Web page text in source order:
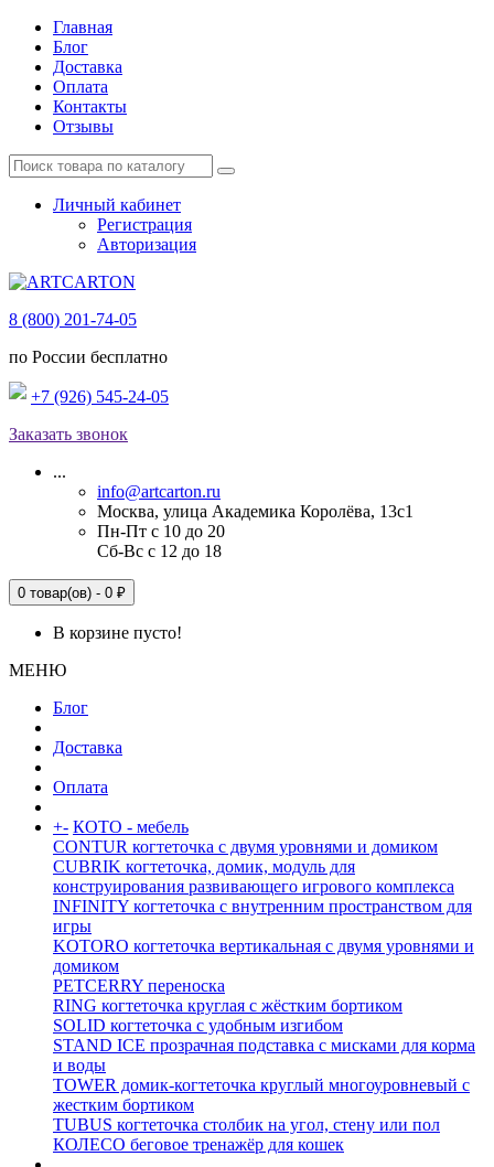
Главная
Блог
Доставка
Оплата
Контакты
Отзывы
Личный кабинет
Регистрация
Авторизация
8 (800) 201-74-05
по России бесплатно
+7 (926) 545-24-05
Заказать звонок
...
info@artcarton.ru
Москва, улица Академика Королёва, 13с1
Пн-Пт с 10 до 20
Сб-Вс с 12 до 18
0 товар(ов) - 0 ₽
В корзине пусто!
МЕНЮ
Блог
Доставка
Оплата
+- КОТО - мебель
CONTUR когтеточка с двумя уровнями и домиком
CUBRIK когтеточка, домик, модуль для
конструирования развивающего игрового комплекса
INFINITY когтеточка с внутренним пространством для
игры
KOTORO когтеточка вертикальная с двумя уровнями и
домиком
PETCERRY переноска
RING когтеточка круглая с жёстким бортиком
SOLID когтеточка с удобным изгибом
STAND ICE прозрачная подставка с мисками для корма
и воды
TOWER домик-когтеточка круглый многоуровневый с
жестким бортиком
TUBUS когтеточка столбик на угол, стену или пол
КОЛЕСО беговое тренажёр для кошек